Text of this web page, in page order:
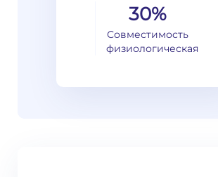
30%
Совместимость
физиологическая